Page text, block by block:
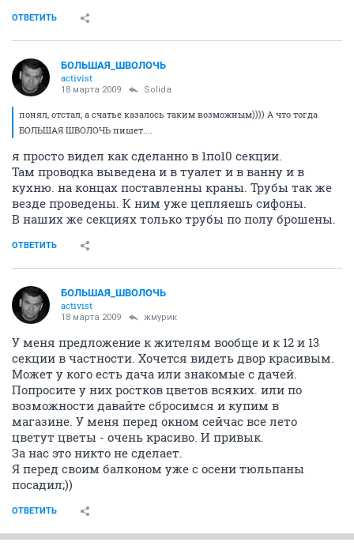
ОТВЕТИТЬ
БОЛЬШАЯ_ШВОЛОЧЬ
activist
18 марта 2009 Solida
понял, отстал, а счатье казалось таким возможным)))) А что тогда
БОЛЬШАЯ ШВОЛОЧЬ пишет....
я просто видел как сделанно в 1по10 секции.
Там проводка выведена и в туалет и в ванну и в
кухню. на концах поставленны краны. Трубы так же
везде проведены. К ним уже цепляешь сифоны.
В наших же секциях только трубы по полу брошены.
ОТВЕТИТЬ
БОЛЬШАЯ_ШВОЛОЧЬ
activist
18 марта 2009 жмурик
У меня предложение к жителям вообще и к 12 и 13
секции в частности. Хочется видеть двор красивым.
Может у кого есть дача или знакомые с дачей.
Попросите у них ростков цветов всяких. или по
возможности давайте сбросимся и купим в
магазине. У меня перед окном сейчас все лето
цветут цветы - очень красиво. И привык.
За нас это никто не сделает.
Я перед своим балконом уже с осени тюльпаны
посадил;))
ОТВЕТИТЬ